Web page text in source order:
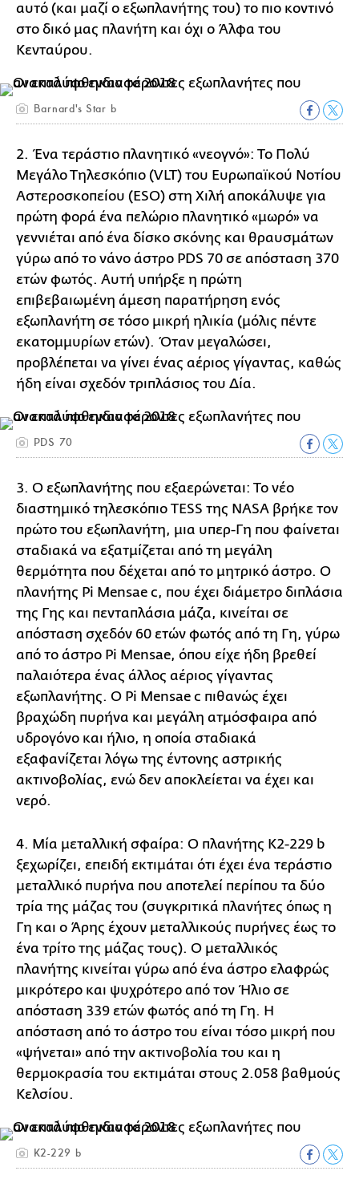
αυτό (και μαζί ο εξωπλανήτης του) το πιο κοντινό
στο δικό μας πλανήτη και όχι ο Άλφα του
Κενταύρου.
Barnard's Star b
2. Ένα τεράστιο πλανητικό «νεογνό»: Το Πολύ
Μεγάλο Τηλεσκόπιο (VLT) του Ευρωπαϊκού Νοτίου
Αστεροσκοπείου (ESO) στη Χιλή αποκάλυψε για
πρώτη φορά ένα πελώριο πλανητικό «μωρό» να
γεννιέται από ένα δίσκο σκόνης και θραυσμάτων
γύρω από το νάνο άστρο PDS 70 σε απόσταση 370
ετών φωτός. Αυτή υπήρξε η πρώτη
επιβεβαιωμένη άμεση παρατήρηση ενός
εξωπλανήτη σε τόσο μικρή ηλικία (μόλις πέντε
εκατομμυρίων ετών). Όταν μεγαλώσει,
προβλέπεται να γίνει ένας αέριος γίγαντας, καθώς
ήδη είναι σχεδόν τριπλάσιος του Δία.
PDS 70
3. Ο εξωπλανήτης που εξαερώνεται: Το νέο
διαστημικό τηλεσκόπιο TESS της NASA βρήκε τον
πρώτο του εξωπλανήτη, μια υπερ-Γη που φαίνεται
σταδιακά να εξατμίζεται από τη μεγάλη
θερμότητα που δέχεται από το μητρικό άστρο. Ο
πλανήτης Pi Mensae c, που έχει διάμετρο διπλάσια
της Γης και πενταπλάσια μάζα, κινείται σε
απόσταση σχεδόν 60 ετών φωτός από τη Γη, γύρω
από το άστρο Pi Mensae, όπου είχε ήδη βρεθεί
παλαιότερα ένας άλλος αέριος γίγαντας
εξωπλανήτης. Ο Pi Mensae c πιθανώς έχει
βραχώδη πυρήνα και μεγάλη ατμόσφαιρα από
υδρογόνο και ήλιο, η οποία σταδιακά
εξαφανίζεται λόγω της έντονης αστρικής
ακτινοβολίας, ενώ δεν αποκλείεται να έχει και
νερό.
4. Μία μεταλλική σφαίρα: Ο πλανήτης K2-229 b
ξεχωρίζει, επειδή εκτιμάται ότι έχει ένα τεράστιο
μεταλλικό πυρήνα που αποτελεί περίπου τα δύο
τρία της μάζας του (συγκριτικά πλανήτες όπως η
Γη και ο Άρης έχουν μεταλλικούς πυρήνες έως το
ένα τρίτο της μάζας τους). Ο μεταλλικός
πλανήτης κινείται γύρω από ένα άστρο ελαφρώς
μικρότερο και ψυχρότερο από τον Ήλιο σε
απόσταση 339 ετών φωτός από τη Γη. Η
απόσταση από το άστρο του είναι τόσο μικρή που
«ψήνεται» από την ακτινοβολία του και η
θερμοκρασία του εκτιμάται στους 2.058 βαθμούς
Κελσίου.
K2-229 b